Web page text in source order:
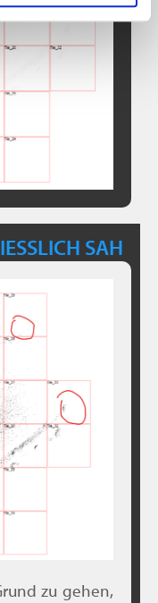
SAH
zu gehen,